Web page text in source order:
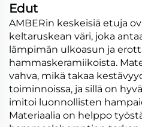
Edut
AMBERin keskeisiä etuja
keltaruskean väri, joka
lämpimän ulkoasun ja
hammaskeramiikoista.
vahva, mikä takaa
toiminnoissa, ja sillä on
imitoi luonnollisten
Materiaalia on helppo